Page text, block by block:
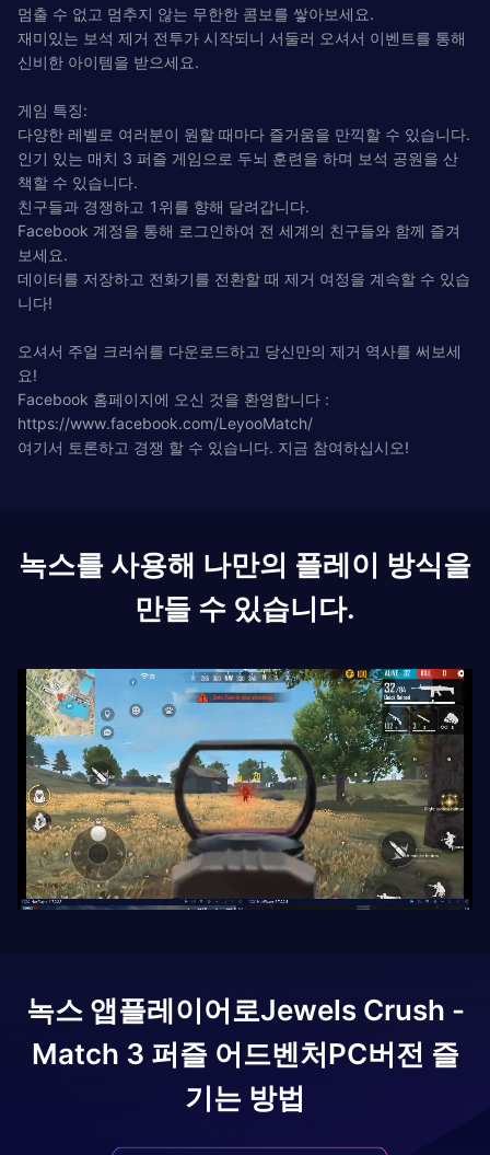
멈출 수 없고 멈추지 않는 무한한 콤보를 쌓아보세요.
재미있는 보석 제거 전투가 시작되니 서둘러 오셔서 이벤트를 통해
신비한 아이템을 받으세요.
게임 특징:
다양한 레벨로 여러분이 원할 때마다 즐거움을 만끽할 수 있습니다.
인기 있는 매치 3 퍼즐 게임으로 두뇌 훈련을 하며 보석 공원을 산
책할 수 있습니다.
친구들과 경쟁하고 1위를 향해 달려갑니다.
Facebook 계정을 통해 로그인하여 전 세계의 친구들와 함께 즐겨
보세요.
데이터를 저장하고 전화기를 전환할 때 제거 여정을 계속할 수 있습
니다!
오셔서 주얼 크러쉬를 다운로드하고 당신만의 제거 역사를 써보세
요!
Facebook 홈페이지에 오신 것을 환영합니다 :
https://www.facebook.com/LeyooMatch/
여기서 토론하고 경쟁 할 수 있습니다. 지금 참여하십시오!
녹스를 사용해 나만의 플레이 방식을
만들 수 있습니다.
녹스 앱플레이어로Jewels Crush -
Match 3 퍼즐 어드벤처PC버전 즐
기는 방법